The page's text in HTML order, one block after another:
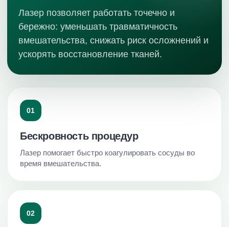
Лазер позволяет работать точечно и
бережно: уменьшать травматичность
вмешательства, снижать риск осложнений и
ускорять восстановление тканей.
01
Бескровность процедур
Лазер помогает быстро коагулировать сосуды во
время вмешательства.
02